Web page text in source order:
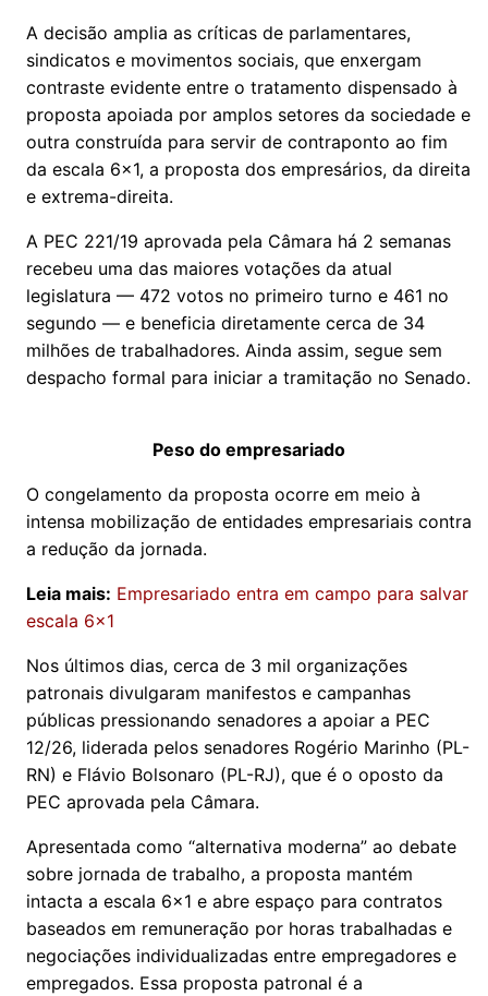
A decisão amplia as críticas de parlamentares,
sindicatos e movimentos sociais, que enxergam
contraste evidente entre o tratamento dispensado à
proposta apoiada por amplos setores da sociedade e
outra construída para servir de contraponto ao fim
da escala 6x1, a proposta dos empresários, da direita
e extrema-direita.
A PEC 221/19 aprovada pela Câmara há 2 semanas
recebeu uma das maiores votações da atual
legislatura — 472 votos no primeiro turno e 461 no
segundo — e beneficia diretamente cerca de 34
milhões de trabalhadores. Ainda assim, segue sem
despacho formal para iniciar a tramitação no Senado.
Peso do empresariado
O congelamento da proposta ocorre em meio à
intensa mobilização de entidades empresariais contra
a redução da jornada.
Leia mais: Empresariado entra em campo para salvar
escala 6x1
Nos últimos dias, cerca de 3 mil organizações
patronais divulgaram manifestos e campanhas
públicas pressionando senadores a apoiar a PEC
12/26, liderada pelos senadores Rogério Marinho (PL-
RN) e Flávio Bolsonaro (PL-RJ), que é o oposto da
PEC aprovada pela Câmara.
Apresentada como “alternativa moderna” ao debate
sobre jornada de trabalho, a proposta mantém
intacta a escala 6x1 e abre espaço para contratos
baseados em remuneração por horas trabalhadas e
negociações individualizadas entre empregadores e
empregados. Essa proposta patronal é a